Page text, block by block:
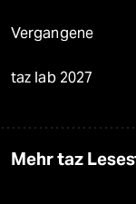
Vergangene
taz lab 2027
Mehr taz